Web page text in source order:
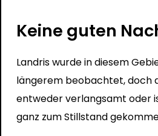
Keine guten
Landris wurde in diesem
längerem beobachtet, doch
entweder verlangsamt oder
ganz zum Stillstand